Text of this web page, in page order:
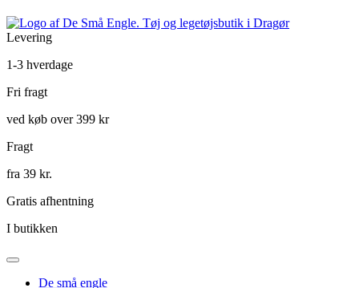
Levering
1-3 hverdage
Fri fragt
ved køb over 399 kr
Fragt
fra 39 kr.
Gratis afhentning
I butikken
De små engle